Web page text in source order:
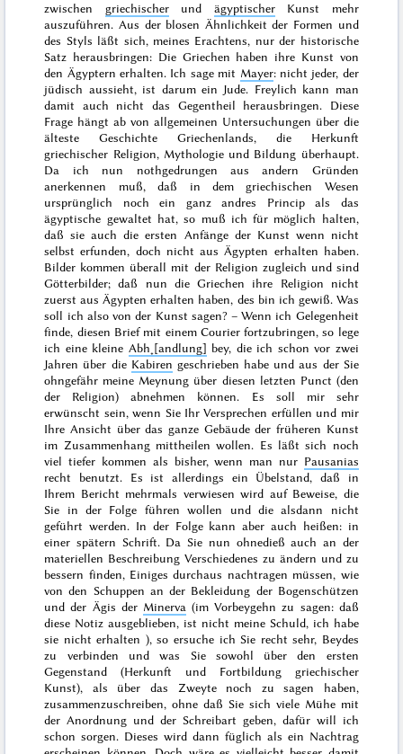
zwischen griechischerund ägyptischerKunst mehr
auszuführen. Aus der blosen Ähnlichkeit der Formen und
des Styls läßt sich, meines Erachtens, nur der historische
Satz herausbringen: Die Griechen haben ihre Kunst von
den Ägyptern erhalten. Ich sage mit Mayer: nicht jeder, der
jüdisch aussieht, ist darum ein Jude. Freylich kann man
damit auch nicht das Gegentheil herausbringen. Diese
Frage hängt ab von allgemeinen Untersuchungen über die
älteste Geschichte Griechenlands, die Herkunft
griechischer Religion, Mythologie und Bildung überhaupt.
Da ich nun nothgedrungen aus andern Gründen
anerkennen muß, daß in dem griechischen Wesen
ursprünglich noch ein ganz andres Princip als das
ägyptische gewaltet hat, so muß ich für möglich halten,
daß sie auch die ersten Anfänge der Kunst wenn nicht
selbst erfunden, doch nicht aus Ägypten erhalten haben.
Bilder kommen überall mit der Religion zugleich und sind
Götterbilder; daß nun die Griechen ihre Religion nicht
zuerst aus Ägypten erhalten haben, des bin ich gewiß. Was
soll ich also von der Kunst sagen? – Wenn ich Gelegenheit
finde, diesen Brief mit einem Courier fortzubringen, so lege
ich eine kleine Abh˖[andlung] bey, die ich schonvor zwei
Jahren über die Kabiren geschrieben habe und aus der Sie
ohngefähr meine Meynung über diesen letzten Punct (den
der Religion) abnehmen können. Es soll mir sehr
erwünscht sein, wenn Sie Ihr Versprechen erfüllen und mir
Ihre Ansicht über das ganze Gebäude der früheren Kunst
im Zusammenhang mittheilen wollen. Es läßt sich noch
viel tiefer kommen als bisher, wenn man nur Pausanias
recht benutzt. Es ist allerdings ein Übelstand, daß in
Ihrem Bericht mehrmals verwiesen wird auf Beweise, die
Sie in der Folge führen wollen und die alsdann nicht
geführt werden. In der Folgekann aber auch heißen: in
einer spätern Schrift. Da Sie nun ohnedieß auch an der
materiellen Beschreibung Verschiedenes zu ändern und zu
bessern finden, Einiges durchaus nachtragen müssen, wie
von den Schuppen an der Bekleidung der Bogenschützen
und der Ägis der Minerva(im Vorbeygehn zu sagen: daß
diese Notiz ausgeblieben, ist nicht meine Schuld, ich habe
sie nichterhalten ), so ersuche ich Sie recht sehr, Beydes
zu verbinden und was Sie sowohl über den ersten
Gegenstand (Herkunft und Fortbildung griechischer
Kunst), als über das Zweyte noch zu sagen haben,
zusammenzuschreiben, ohne daß Sie sich viele Mühe mit
der Anordnung und der Schreibart geben, dafür will ich
schon sorgen. Dieses wird dann füglich als ein Nachtrag